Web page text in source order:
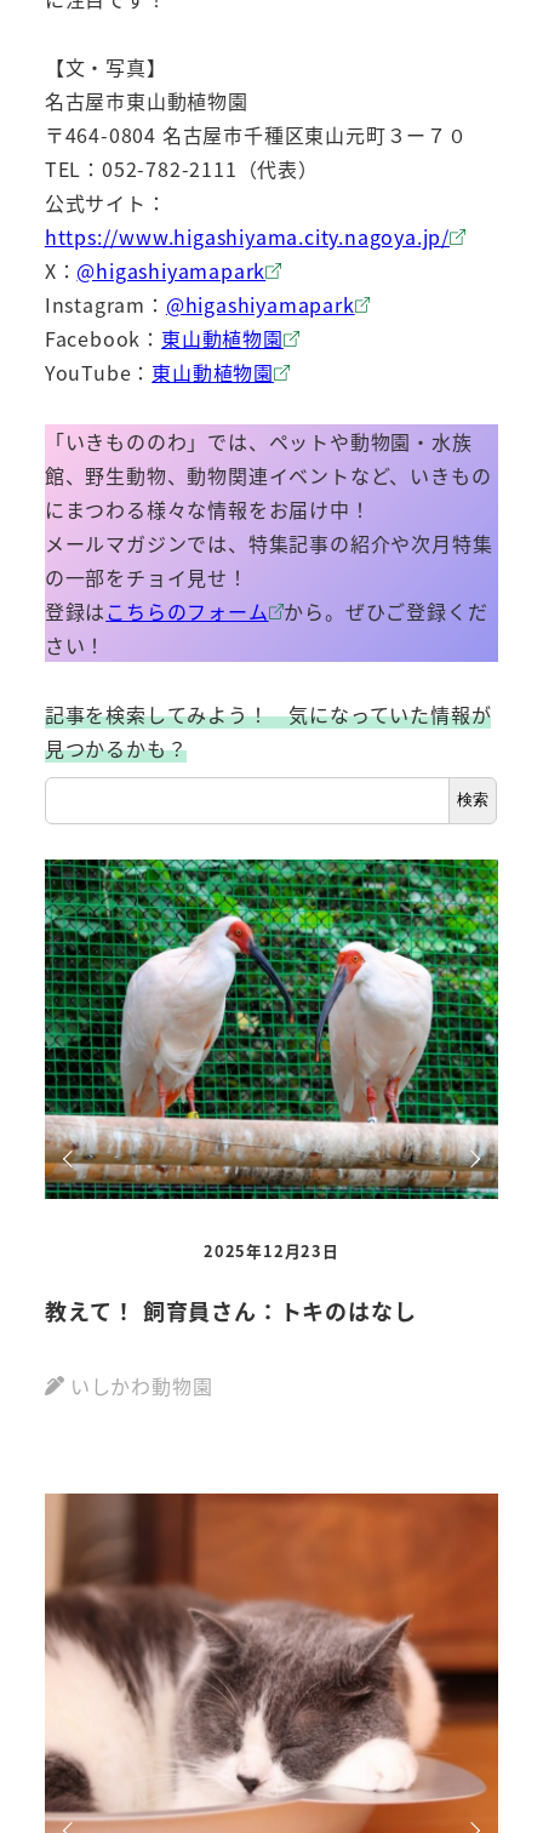
【文・写真】
名古屋市東山動植物園
〒464-0804 名古屋市千種区東山元町３ー７０
TEL：052-782-2111（代表）
公式サイト：
https://www.higashiyama.city.nagoya.jp/
X： @higashiyamapark
Instagram： @higashiyamapark
Facebook： 東山動植物園
YouTube： 東山動植物園
「いきもののわ」では、ペットや動物園・水族
館、野生動物、動物関連イベントなど、いきもの
にまつわる様々な情報をお届け中！
メールマガジンでは、特集記事の紹介や次月特集
の一部をチョイ見せ！
登録はこちらのフォーム
から。ぜひご登録くだ
さい！
記事を検索してみよう！ 気になっていた情報が
見つかるかも？
検索
2025年12月23日
教えて！ 飼育員さん：トキのはなし
いしかわ動物園